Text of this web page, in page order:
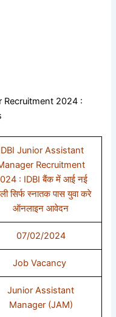
Recruitment 2024 :
Junior Assistant
Recruitment
: IDBI बैंक में आई नई
सिर्फ स्नातक पास युवा करे
ऑनलाइन आवेदन
07/02/2024
Job Vacancy
Junior Assistant
Manager (JAM)